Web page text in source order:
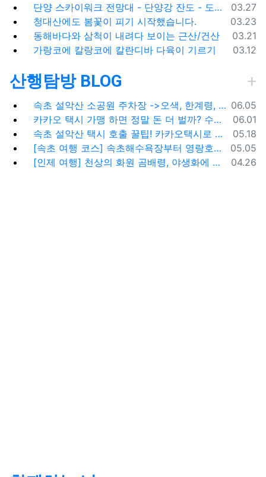
등록일
03.27
단양 스카이워크 전망대 - 단양강 잔도 - 도담삼봉 / 석문 - 영월 청령포 입장료 주차료
등록일
03.23
청대산에도 봄꽃이 피기 시작했습니다.
등록일
03.21
동해바다와 삼척이 내려다 보이는 근산/건산
등록일
03.12
가랑코에 칼랑코에 칼란디바 다육이 기르기
산행탐방 BLOG
등록일
06.05
속초 설악산 소공원 주차장 ->오색, 한계령, 남교리, 백담사 용대리 택시 예약 방법
등록일
06.01
카카오 택시 가맹 하면 정말 돈 더 벌까? 수수료 대비 수익 분석과 비가맹의 영리한 선택
등록일
05.18
속초 설악산 택시 호출 꿀팁! 카카오택시로 빠르고 편하게 이용하는 방법
등록일
05.05
[속초 여행 코스] 속초해수욕장부터 영랑호까지, 꼭 가봐야 할 BEST 5
등록일
04.26
[인제 여행] 천상의 화원 곰배령, 야생화에 물들다 (예약 및 코스 팁)